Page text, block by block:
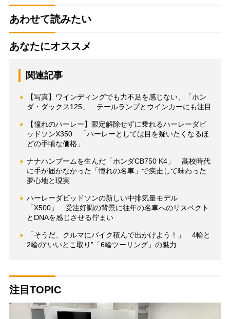
あわせて読みたい
あなたにオススメ
関連記事
【写真】ワインディングでも力不足を感じない、「ホン
ダ・ダックス125」 テールランプとウインカーにも注目
【憧れのハーレー】限定解除せずに乗れるハーレーダビ
ッドソンX350 「ハーレーとしては目を疑いたくなるほ
どの手頃な価格」
ナナハンブームを生んだ「ホンダCB750 K4」 高校時代
に手が届かなかった「憧れの名車」で疾走して味わった
夢心地と現実
ハーレーダビッドソンの新しい中排気量モデル
「X500」 受注好調の背景に往年の名車へのリスペクト
とDNAを感じさせる佇まい
「そうだ、クルマにバイク積んで出かけよう！」 4輪と
2輪の“いいとこ取り”「6輪ツーリング」の魅力
注目TOPIC